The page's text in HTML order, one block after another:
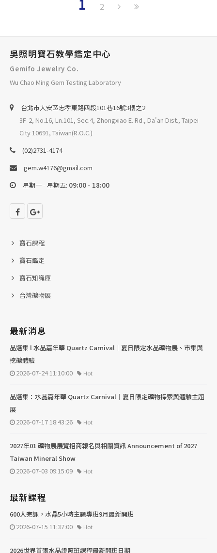
2
吳照明寶石教學鑑定中心
Gemifo Jewelry Co.
Wu Chao Ming Gem Testing Laboratory
台北巿大安區忠孝東路四段101巷16號3樓之2
3F-2, No.16, Ln.101, Sec.4, Zhongxiao E. Rd., Da'an Dist., Taipei
City 10691, Taiwan(R.O.C.)
(02)2731-4174
gem.w4176@gmail.com
星期一 - 星期五: 09:00 - 18:00
寶石課程
寶石鑑定
寶石知識庫
台灣礦物展
最新消息
晶選集 l 水晶嘉年華 Quartz Carnival｜夏日限定水晶礦物展、市集與
挖礦體驗
2026-07-24 11:10:00
Hot
晶選集：水晶嘉年華 Quartz Carnival｜夏日限定礦物探索與體驗主題
展
2026-07-17 18:43:26
Hot
2027年01 礦物展展覽招商報名與相關資訊 Announcement of 2027
Taiwan Mineral Show
2026-07-03 09:15:09
Hot
最新課程
600人完課，水晶5小時主題專班9月最新開班
2026-07-15 11:37:00
Hot
2026世界首張水晶證照班課程最新開班日期